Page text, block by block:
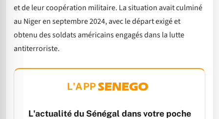
et de leur coopération militaire. La situation avait culminé
au Niger en septembre 2024, avec le départ exigé et
obtenu des soldats américains engagés dans la lutte
antiterroriste.
L'APP
L'actualité du Sénégal dans votre poche